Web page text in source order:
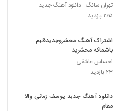
تهران سانگ - دانلود آهنگ جدید
۲۶۵ بازدید
اشتراک آهنگ محشروجدیدقلبم
باشماکه محشرید.
احساس عاشقی
۲۳ بازدید
دانلود آهنگ جدید یوسف زمانی والا
مقام